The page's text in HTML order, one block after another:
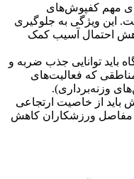
مهم کفپوش‌های
این ویژگی به جلوگیری
احتمال آسیب کمک
باید توانایی جذب ضربه و
مناطقی که فعالیت‌های
وزنه‌برداری).
باید از خاصیت ارتجاعی
مفاصل ورزشکاران کاهش